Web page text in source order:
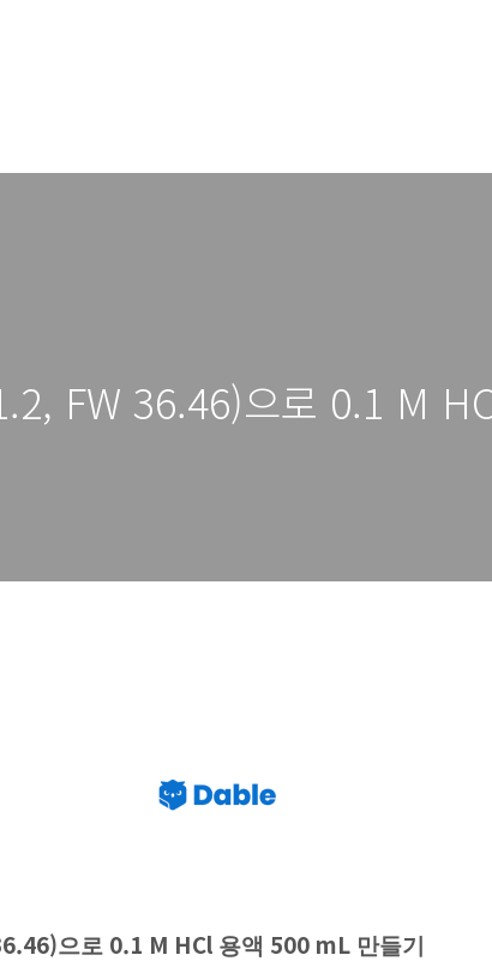
FW 36.46)으로 0.1 M
으로 0.1 M HCl 용액 500 mL 만들기